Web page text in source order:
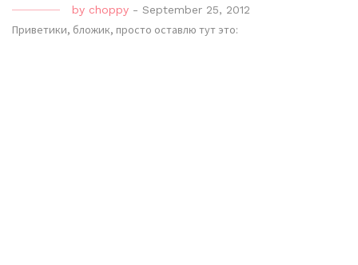
by choppy - September 25, 2012
Приветики, бложик, просто оставлю тут это: